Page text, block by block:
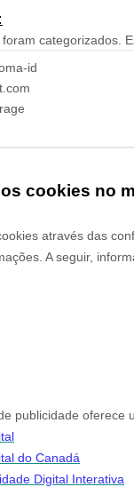
categorizados.
id
cookies no
através das
A seguir,
publicidade
do Canadá
Digital Interativa